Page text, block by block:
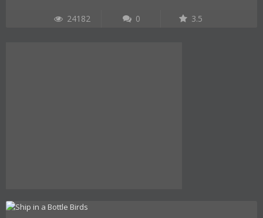
24182 0 3.5